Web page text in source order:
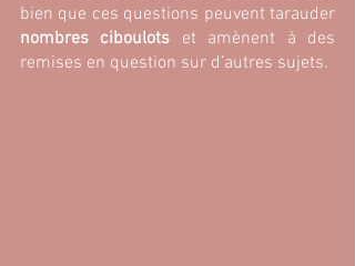
bien que ces questions peuvent tarauder
nombres ciboulots et amènent à des
remises en question sur d’autres sujets.